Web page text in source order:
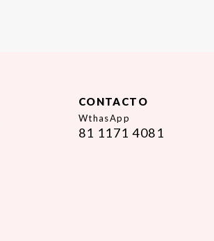
CONTACTO
WthasApp
81 1171 4081